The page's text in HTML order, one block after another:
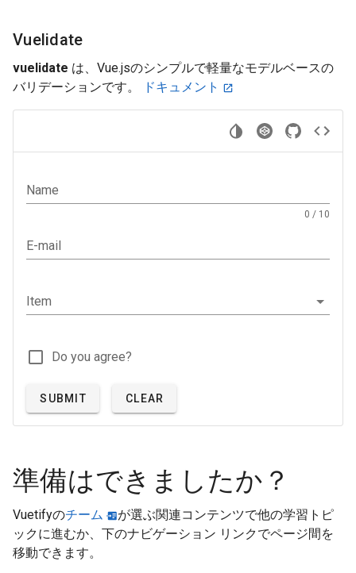
Vuelidate
vuelidate は、Vue.jsのシンプルで軽量なモデルベースの
バリデーションです。
ドキュメント
Name
0 / 10
E-mail
Item
Do you agree?
SUBMIT CLEAR
準備はできましたか？
Vuetifyのチーム
が選ぶ関連コンテンツで他の学習トピ
ックに進むか、下のナビゲーション リンクでページ間を
移動できます。